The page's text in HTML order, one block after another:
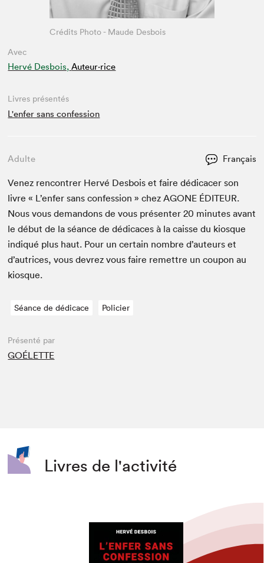
Avec
Hervé Desbois, Auteur·rice
Crédits Photo - Maude Desbois
Livres présentés
L'enfer sans confession
Adulte Français
Venez ren­con­tr­er Hervé Des­bois et faire dédi­cac­er son
livre « L’en­fer sans con­fes­sion » chezAGONE ÉDI­TEUR.
Nous vous deman­dons de vous présen­ter20 min­utes avant
le début de la séance de dédi­caces à la caisse du kiosque
indiqué plus haut. Pour un cer­tain nom­bre d’auteurs et
d’autrices, vous devrez vous faire remet­tre un coupon au
kiosque.
Séance de dédicace Policier
Présenté par
GOÉLETTE
Livres de l'activité